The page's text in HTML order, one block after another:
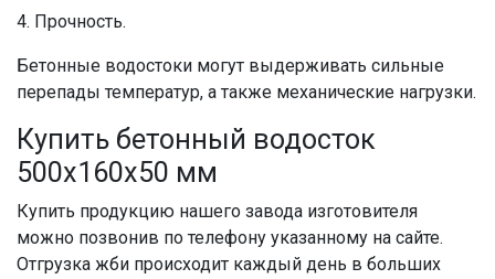
4. Прочность.
Бетонные водостоки могут выдерживать сильные
перепады температур, а также механические нагрузки.
Купить бетонный водосток
500х160х50 мм
Купить продукцию нашего завода изготовителя
можно позвонив по телефону указанному на сайте.
Отгрузка жби происходит каждый день в больших